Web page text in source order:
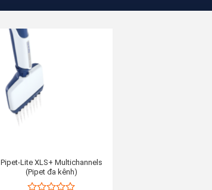
Pipet-Lite XLS+ Multichannels
(Pipet đa kênh)